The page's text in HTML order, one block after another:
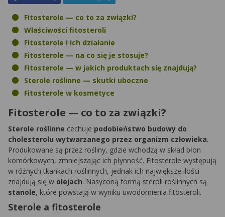
Fitosterole — co to za związki?
Właściwości fitosteroli
Fitosterole i ich działanie
Fitosterole — na co się je stosuje?
Fitosterole — w jakich produktach się znajdują?
Sterole roślinne — skutki uboczne
Fitosterole w kosmetyce
Fitosterole — co to za związki?
Sterole roślinne cechuje podobieństwo budowy do
cholesterolu wytwarzanego przez organizm człowieka.
Produkowane są przez rośliny, gdzie wchodzą w skład błon
komórkowych, zmniejszając ich płynność. Fitosterole występują
w różnych tkankach roślinnych, jednak ich największe ilości
znajdują się w olejach. Nasyconą formą steroli roślinnych są
stanole, które powstają w wyniku uwodornienia fitosteroli.
Sterole a fitosterole